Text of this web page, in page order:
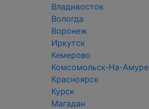
Владивосток
Вологда
Воронеж
Иркутск
Кемерово
Комсомольск-На-Амуре
Красноярск
Курск
Магадан